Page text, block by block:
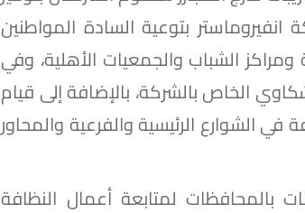
بتوعية السادة المواطنين
الشباب والجمعيات الأهلية، وفي
الخاص بالشركة، بالإضافة إلى قيام
الشوارع الرئيسية والفرعية والمحاور
بالمحافظات لمتابعة أعمال النظافة